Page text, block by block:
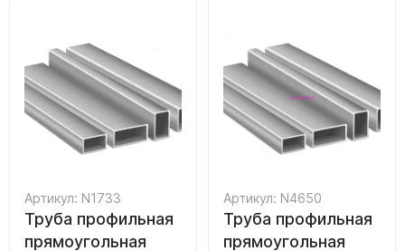
Артикул: N1733
Труба профильная
прямоугольная
Артикул: N4650
Труба профильная
прямоугольная